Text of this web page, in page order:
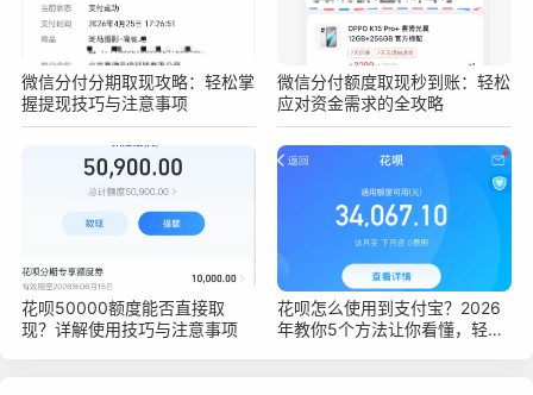
微信分付分期取现攻略：轻松掌
握提现技巧与注意事项
微信分付额度取现秒到账：轻松
应对资金需求的全攻略
花呗50000额度能否直接取
现？详解使用技巧与注意事项
花呗怎么使用到支付宝？2026
年教你5个方法让你看懂，轻松